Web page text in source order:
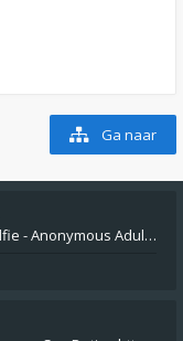
Ga naar
Private Girls From Your City - No Selfie - Anonymous Adult Dating https://privatedates.live Private Girls In Your